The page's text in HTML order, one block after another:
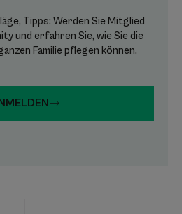
Tipps: Werden Sie Mitglied
und erfahren Sie, wie Sie die
Familie pflegen können.